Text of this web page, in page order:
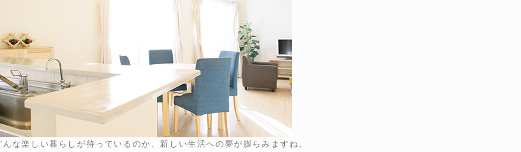
んな楽しい暮らしが待っているのか、新しい生活への夢が膨らみますね。